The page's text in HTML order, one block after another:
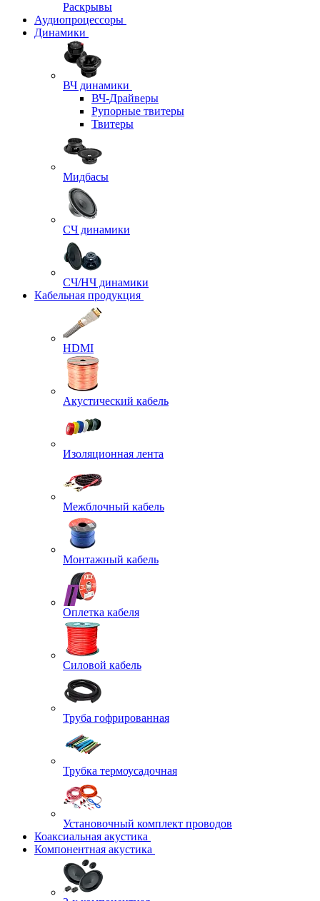
Раскрывы
Аудиопроцессоры
Динамики
ВЧ динамики
ВЧ-Драйверы
Рупорные твитеры
Твитеры
Мидбасы
СЧ динамики
СЧ/НЧ динамики
Кабельная продукция
HDMI
Акустический кабель
Изоляционная лента
Межблочный кабель
Монтажный кабель
Оплетка кабеля
Силовой кабель
Труба гофрированная
Трубка термоусадочная
Установочный комплект проводов
Коаксиальная акустика
Компонентная акустика